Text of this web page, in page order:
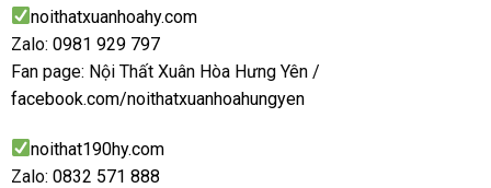
noithatxuanhoahy.com
Zalo: 0981 929 797
Fan page: Nội Thất Xuân Hòa Hưng Yên /
facebook.com/noithatxuanhoahungyen
noithat190hy.com
Zalo: 0832 571 888